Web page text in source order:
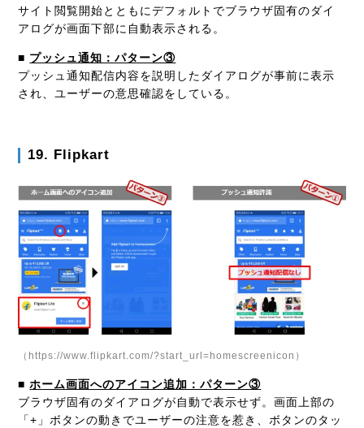
サイト閲覧開始とともにデフォルトでブラウザ固有のダイ
アログが画面下部に自動表示される。
■ プッシュ通知：パターン③
プッシュ通知配信内容を説明したダイアログが事前に表示
され、ユーザーの意思確認をしている。
19. Flipkart
（https://www.flipkart.com/?start_url=homescreenicon）
■ ホーム画面へのアイコン追加：パターン③
ブラウザ固有のダイアログが自動で表示せず。画面上部の
「+」ボタンの動きでユーザーの注意を惹き、ボタンのタッ